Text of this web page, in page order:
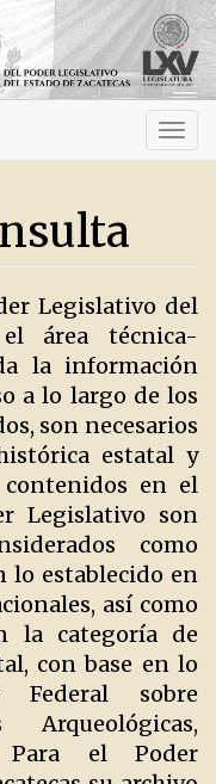
Legislativo del
área técnica-
la información
a lo largo de los
son necesarios
estatal y
contenidos en el
Legislativo son
como
lo establecido en
así como
la categoría de
con base en lo
sobre
Para el Poder